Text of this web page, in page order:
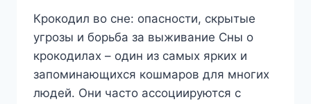
Крокодил во сне: опасности, скрытые
угрозы и борьба за выживание Сны о
крокодилах – один из самых ярких и
запоминающихся кошмаров для многих
людей. Они часто ассоциируются с